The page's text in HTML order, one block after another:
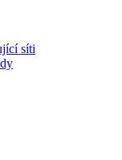
síti